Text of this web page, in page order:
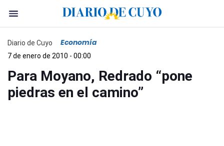
Diario de Cuyo Economía
7 de enero de 2010 - 00:00
Para Moyano, Redrado “pone
piedras en el camino”